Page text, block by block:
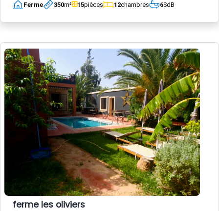
Ferme 350m² 15pièces 12chambres 6SdB
ferme les oliviers